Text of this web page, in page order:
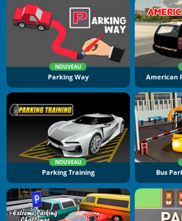
NOUVEAU
Parking Way American
NOUVEAU
Parking Training Bus